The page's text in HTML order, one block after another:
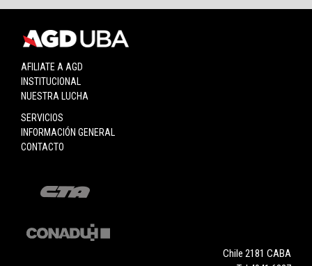
AFILIATE A AGD
INSTITUCIONAL
NUESTRA LUCHA
SERVICIOS
INFORMACIÓN GENERAL
CONTACTO
Chile 2181 CABA